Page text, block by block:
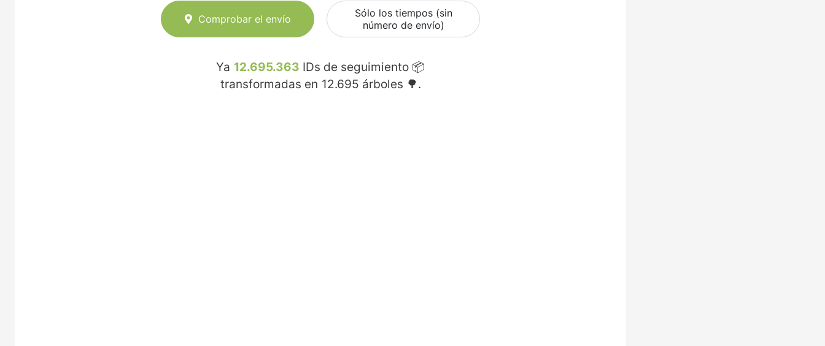
Comprobar el envío
Sólo los tiempos (sin
número de envío)
Ya 12.695.363 IDs de seguimiento 📦
transformadas en 12.695 árboles 🌳.